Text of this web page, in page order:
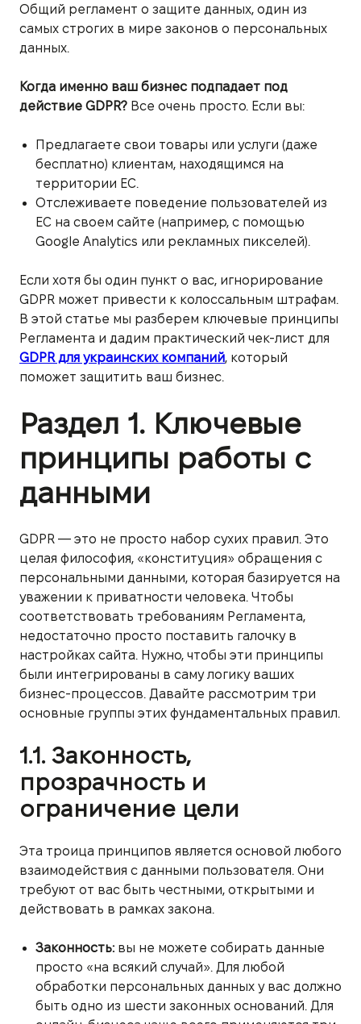
Общий регламент о защите данных, один из
самых строгих в мире законов о персональных
данных.
Когда именно ваш бизнес подпадает под
действие GDPR? Все очень просто. Если вы:
Предлагаете свои товары или услуги (даже
бесплатно) клиентам, находящимся на
территории ЕС.
Отслеживаете поведение пользователей из
ЕС на своем сайте (например, с помощью
Google Analytics или рекламных пикселей).
Если хотя бы один пункт о вас, игнорирование
GDPR может привести к колоссальным штрафам.
В этой статье мы разберем ключевые принципы
Регламента и дадим практический чек-лист для
GDPR для украинских компаний, который
поможет защитить ваш бизнес.
Раздел 1. Ключевые
принципы работы с
данными
GDPR — это не просто набор сухих правил. Это
целая философия, «конституция» обращения с
персональными данными, которая базируется на
уважении к приватности человека. Чтобы
соответствовать требованиям Регламента,
недостаточно просто поставить галочку в
настройках сайта. Нужно, чтобы эти принципы
были интегрированы в саму логику ваших
бизнес-процессов. Давайте рассмотрим три
основные группы этих фундаментальных правил.
1.1. Законность,
прозрачность и
ограничение цели
Эта троица принципов является основой любого
взаимодействия с данными пользователя. Они
требуют от вас быть честными, открытыми и
действовать в рамках закона.
Законность:вы не можете собирать данные
просто «на всякий случай». Для любой
обработки персональных данных у вас должно
быть одно из шести законных оснований. Для